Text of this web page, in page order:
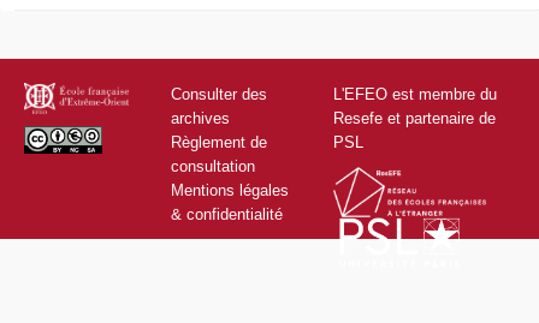
Consulter des
archives
Règlement de
consultation
Mentions légales
& confidentialité
L'EFEO est membre du
Resefe et partenaire de
PSL